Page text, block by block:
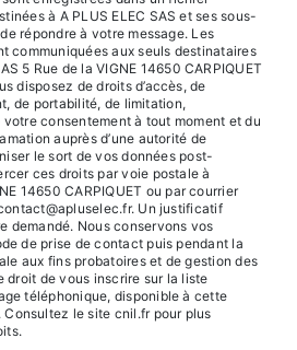
à A PLUS ELEC SAS et ses sous-
répondre à votre message. Les
communiquées aux seuls destinataires
5 Rue de la VIGNE 14650 CARPIQUET
disposez de droits d’accès, de
de portabilité, de limitation,
votre consentement à tout moment et du
auprès d’une autorité de
le sort de vos données post-
ces droits par voie postale à
14650 CARPIQUET ou par courrier
Un justificatif
demandé. Nous conservons vos
de prise de contact puis pendant la
aux fins probatoires et de gestion des
droit de vous inscrire sur la liste
téléphonique, disponible à cette
Consultez le site cnil.fr pour plus